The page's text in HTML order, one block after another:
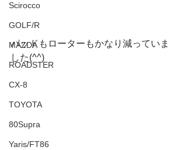
Scirocco
GOLF/R
MAZDA
ROADSTER
CX-8
TOYOTA
80Supra
Yaris/FT86
パッドもローターもかなり減っていま
した(^^)